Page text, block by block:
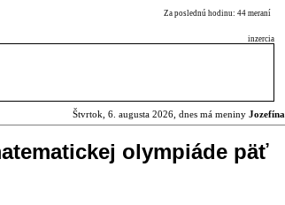
Za poslednú hodinu: 44 meraní
inzercia
Štvrtok, 6. augusta 2026, dnes má meniny Jozefína
olympiáde päť